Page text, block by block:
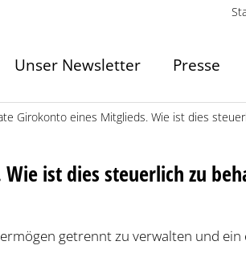
Unser Newsletter Presse
Girokonto eines Mitglieds. Wie ist dies
ist dies steuerlich zu
getrennt zu verwalten und ein